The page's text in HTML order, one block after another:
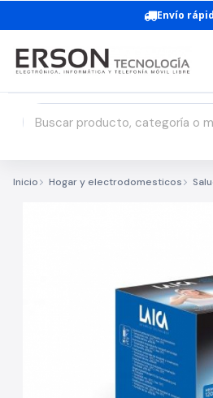
Envío
Inicio Hogar y electrodomesticos